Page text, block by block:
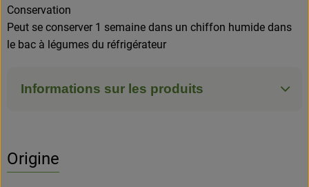
Conservation
Peut se conserver 1 semaine dans un chiffon humide dans
le bac à légumes du réfrigérateur
Informations sur les produits
Origine